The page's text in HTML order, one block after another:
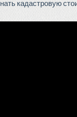
кадастровую